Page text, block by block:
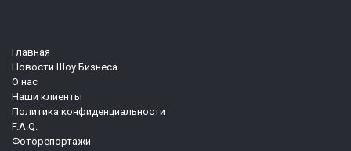
Главная
Новости Шоу Бизнеса
О нас
Наши клиенты
Политика конфиденциальности
F.A.Q.
Фоторепортажи